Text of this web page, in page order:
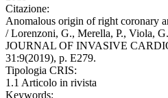
Citazione:
Anomalous origin of right coronary
/ Lorenzoni, G., Merella, P., Viola,
JOURNAL OF INVASIVE
31:9(2019), p. E279.
Tipologia CRIS:
1.1 Articolo in rivista
Keywords: